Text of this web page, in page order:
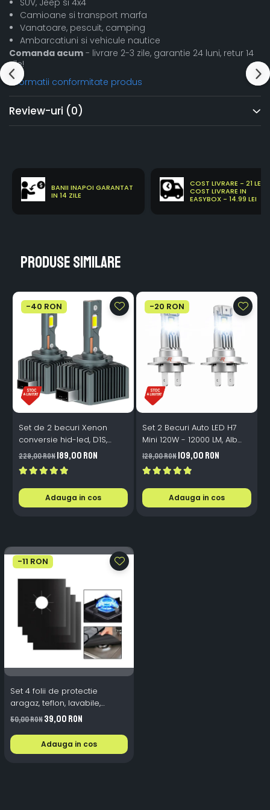
SUV, Jeep si 4x4
Camioane si transport marfa
Vanatoare, pescuit, camping
Ambarcatiuni si vehicule nautice
Comanda acum - livrare 2-3 zile, garantie 24 luni, retur 14
zile!
Informatii conformitate produs
Review-uri (0)
BANII INAPOI GARANTAT
IN 14 ZILE
COST LIVRARE - 21 LEI
COST LIVRARE IN
EASYBOX - 14.99 LEI
Produse similare
-40 RON
Set de 2 becuri Xenon
conversie hid-led, D1S,
120W, 12.000lm, Canbus,
Miez Cupru, Radiator
Aluminiu, Premium, Alb
Rece
229,00 RON189,00 RON
Adauga in cos
-20 RON
Set 2 Becuri Auto LED H7
Mini 120W - 12000 LM, Alb
Rece 6500K, Canbus
Integrat + Ventilator Răcire,
Plug & Play, 12-18V
129,00 RON109,00 RON
Adauga in cos
-11 RON
Set 4 folii de protectie
aragaz, teflon, lavabile,
reutilizabile, Negru/Gri
50,00 RON39,00 RON
Adauga in cos